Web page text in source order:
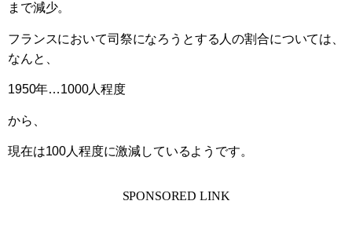
まで減少。
フランスにおいて司祭になろうとする人の割合については、
なんと、
1950年…1000人程度
から、
現在は100人程度に激減しているようです。
SPONSORED LINK